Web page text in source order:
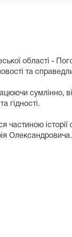
області -
та
сумлінно,
гідності.
частиною історії
Олександровича.